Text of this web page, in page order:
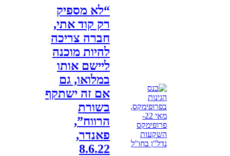
“לא מספיק
רק קוד אתי,
חברה צריכה
להיות מוכנה
ליישם אותו
במלואו, גם
אם זה ישתקף
בשורת
הרווח”,
פאנדר,
8.6.22